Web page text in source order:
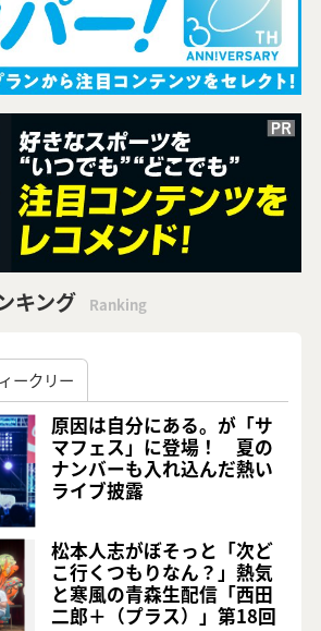
キング Ranking
ークリー
原因は自分にある。が「サ
マフェス」に登場！ 夏の
ナンバーも入れ込んだ熱い
ライブ披露
松本人志がぼそっと「次ど
こ行くつもりなん？」熱気
と寒風の青森生配信「西田
二郎＋（プラス）」第18回